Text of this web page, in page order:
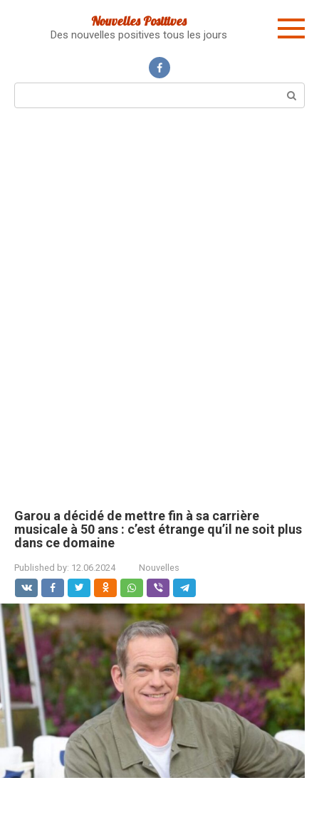
Nouvelles Positives
Des nouvelles positives tous les jours
Garou a décidé de mettre fin à sa carrière
musicale à 50 ans : c’est étrange qu’il ne soit plus
dans ce domaine
Published by: 12.06.2024 Nouvelles